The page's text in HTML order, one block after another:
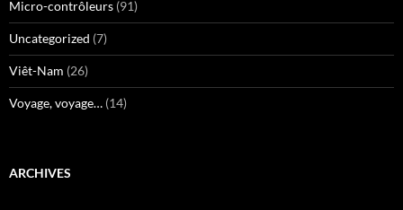
Micro-contrôleurs (91)
Uncategorized (7)
Viêt-Nam (26)
Voyage, voyage… (14)
ARCHIVES